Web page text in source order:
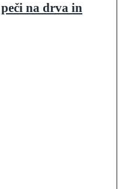
na drva in